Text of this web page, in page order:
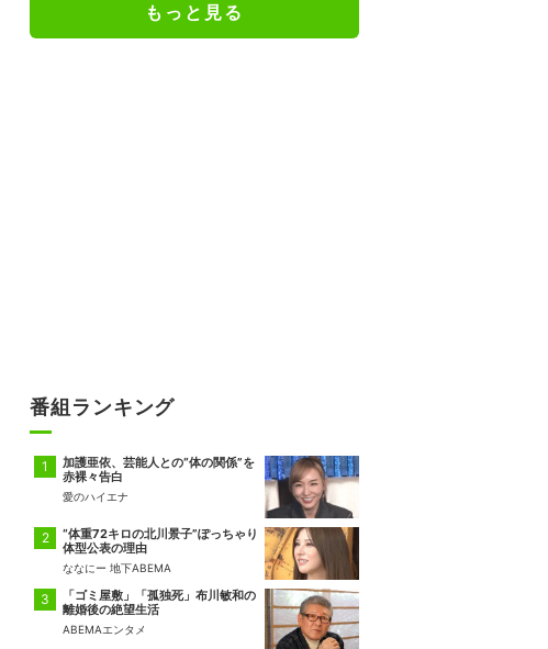
もっと見る
番組ランキング
加護亜依、芸能人との“体の関係”を
赤裸々告白
愛のハイエナ
“体重72キロの北川景子”ぽっちゃり
体型公表の理由
ななにー 地下ABEMA
「ゴミ屋敷」「孤独死」布川敏和の
離婚後の絶望生活
ABEMAエンタメ